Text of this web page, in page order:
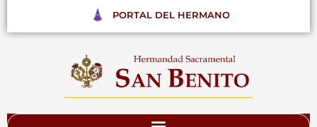
PORTAL DEL HERMANO